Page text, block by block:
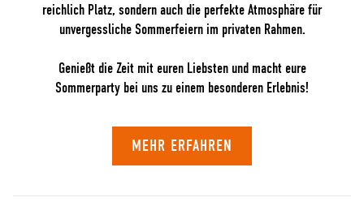
reichlich Platz, sondern auch die perfekte Atmosphäre für
unvergessliche Sommerfeiern im privaten Rahmen.
Genießt die Zeit mit euren Liebsten und macht eure
Sommerparty bei uns zu einem besonderen Erlebnis!
MEHR ERFAHREN